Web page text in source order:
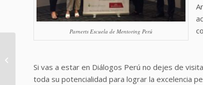
Parnerts Escuela de Mentoring Perú
Si vas a estar en Diálogos Perú no dejes de
toda su potencialidad para lograr la excelencia
educación para el
pleno desarrollo